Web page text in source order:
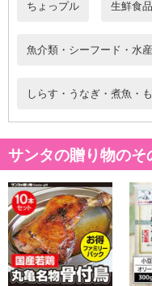
かくなるよう、注意して蒸
県産うなぎの蒲焼きを作っ
がります。
◎こだわりの餌
朝の安定した給餌で柔らか
●ツケソウダラの魚粉 ●ア
●昆布 ●四万十川の青海
●おから（納豆菌と乳酸菌
・賞味期限：出荷日より
・原産国（最終加工地）：
・原材料/材質/素材：
ちょっプル 生鮮食品
魚介類・シーフード・水
しらす・うなぎ・煮魚・
サンタの贈り物のそ